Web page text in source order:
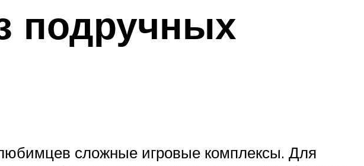
подручных
сложные игровые комплексы. Для